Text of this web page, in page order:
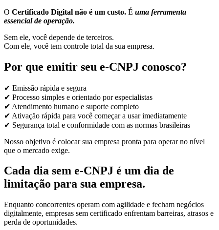
O Certificado Digital não é um custo. É uma ferramenta
essencial de operação.
Sem ele, você depende de terceiros.
Com ele, você tem controle total da sua empresa.
Por que emitir seu e-CNPJ conosco?
✔ Emissão rápida e segura
✔ Processo simples e orientado por especialistas
✔ Atendimento humano e suporte completo
✔ Ativação rápida para você começar a usar imediatamente
✔ Segurança total e conformidade com as normas brasileiras
Nosso objetivo é colocar sua empresa pronta para operar no nível
que o mercado exige.
Cada dia sem e-CNPJ é um dia de
limitação para sua empresa.
Enquanto concorrentes operam com agilidade e fecham negócios
digitalmente, empresas sem certificado enfrentam barreiras, atrasos e
perda de oportunidades.